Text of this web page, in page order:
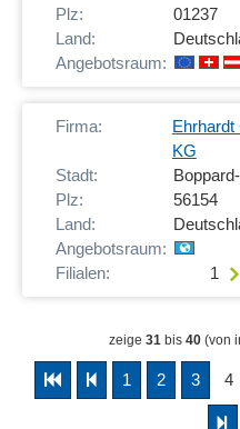
01237
Ehrhardt
KG
56154
1
zeige 31bis 40(von
1 2 3 4